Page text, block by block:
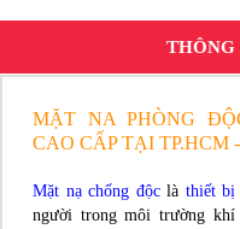
THÔNG
MẶT NA PHÒNG
CAO CẤP TẠI
Mặt nạ chống độclà thiết bị
người trong môi trường